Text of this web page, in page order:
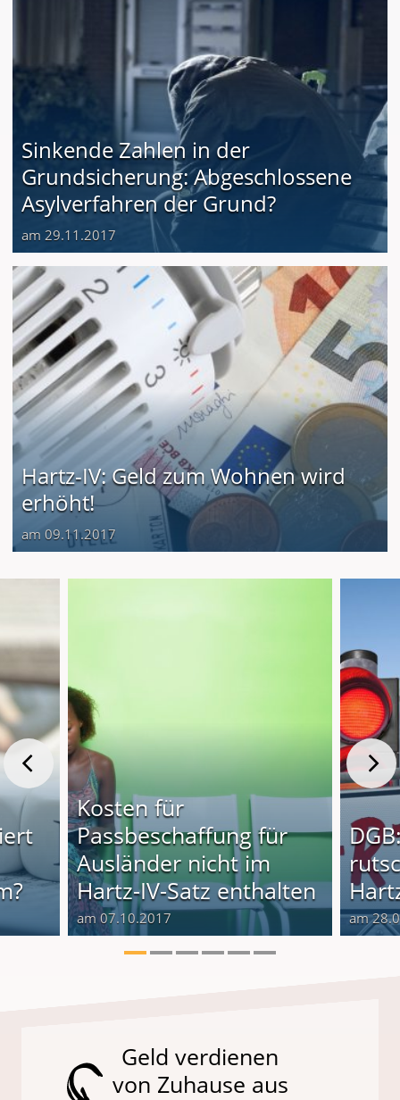
Sinkende Zahlen in der
Grundsicherung: Abgeschlossene
Asylverfahren der Grund?
am 29.11.2017
Hartz-IV: Geld zum Wohnen wird
erhöht!
am 09.11.2017
Kosten für
Passbeschaffung für
Ausländer nicht im
Hartz-IV-Satz enthalten
am 07.10.2017 am
Geld verdienen
von Zuhause aus